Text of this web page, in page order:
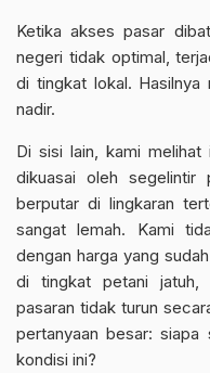
Ketika akses pasar
negeri tidak optimal,
di tingkat lokal.
nadir.
Di sisi lain, kami melihat
dikuasai oleh segelintir
berputar di lingkaran
sangat lemah. Kami
dengan harga yang
di tingkat petani jatuh,
pasaran tidak turun
pertanyaan besar: siapa
kondisi ini?